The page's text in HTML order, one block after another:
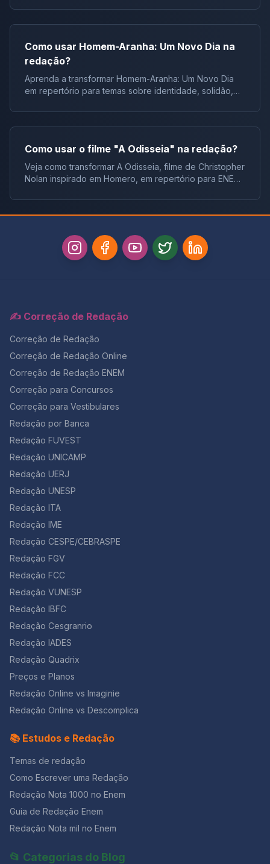
Como usar Homem-Aranha: Um Novo Dia na
redação?
Aprenda a transformar Homem-Aranha: Um Novo Dia
em repertório para temas sobre identidade, solidão,
Como usar o filme "A Odisseia" na redação?
Veja como transformar A Odisseia, filme de Christopher
Nolan inspirado em Homero, em repertório para ENEM,
✍️ Correção de Redação
Correção de Redação
Correção de Redação Online
Correção de Redação ENEM
Correção para Concursos
Correção para Vestibulares
Redação por Banca
Redação FUVEST
Redação UNICAMP
Redação UERJ
Redação UNESP
Redação ITA
Redação IME
Redação CESPE/CEBRASPE
Redação FGV
Redação FCC
Redação VUNESP
Redação IBFC
Redação Cesgranrio
Redação IADES
Redação Quadrix
Preços e Planos
Redação Online vs Imaginie
Redação Online vs Descomplica
📚 Estudos e Redação
Temas de redação
Como Escrever uma Redação
Redação Nota 1000 no Enem
Guia de Redação Enem
Redação Nota mil no Enem
📂 Categorias do Blog